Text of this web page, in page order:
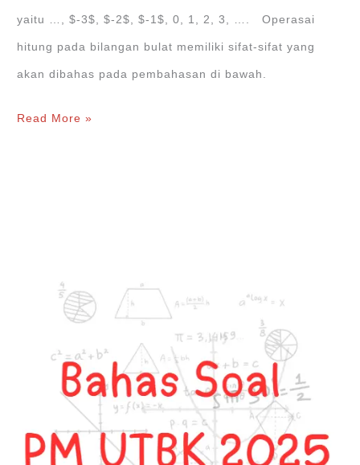
yaitu …, $-3$, $-2$, $-1$, 0, 1, 2, 3, …. Operasai
hitung pada bilangan bulat memiliki sifat-sifat yang
akan dibahas pada pembahasan di bawah.
Operasi
Read More »